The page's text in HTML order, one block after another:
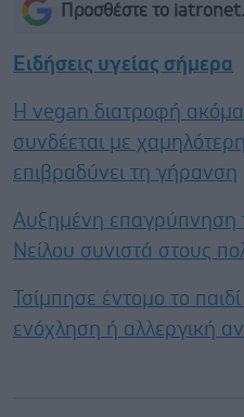
Προσθέστε το
Ειδήσεις υγείας σήμερα
Η vegan διατροφή
συνδέεται με
επιβραδύνει τη γήρανση
Αυξημένη επαγρύπνηση
Νείλου συνιστά στους
Τσίμπησε έντομο το
ενόχληση ή αλλεργική